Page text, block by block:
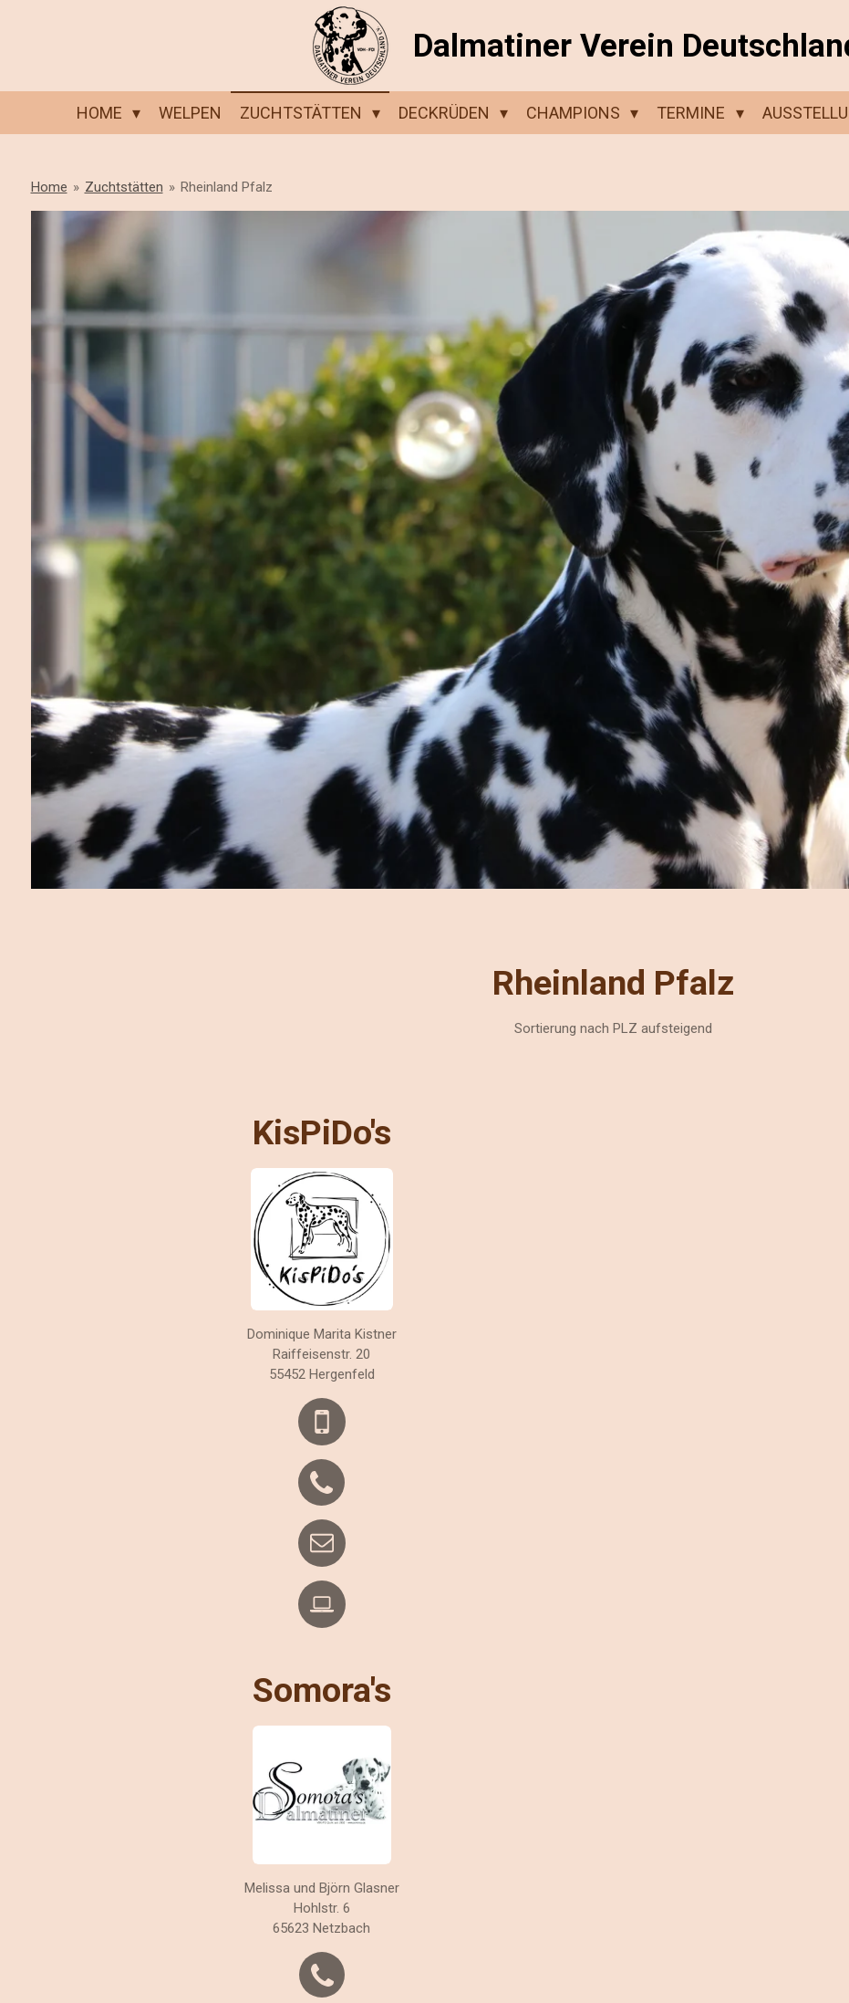
Dalmatiner Verein
HOME WELPEN ZUCHTSTÄTTEN DECKRÜDEN CHAMPIONS TERMINE
Home » Zuchtstätten » Rheinland Pfalz
Rheinland Pfalz
Sortierung nach PLZ aufsteigend
KisPiDo's
Dominique Marita Kistner
Raiffeisenstr. 20
55452 Hergenfeld
Somora's
Melissa und Björn Glasner
Hohlstr. 6
65623 Netzbach